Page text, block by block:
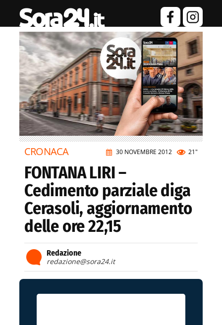
30 NOVEMBRE 2012 21"
CRONACA
FONTANA LIRI –
Cedimento parziale diga
Cerasoli, aggiornamento
delle ore 22,15
Redazione
redazione@sora24.it